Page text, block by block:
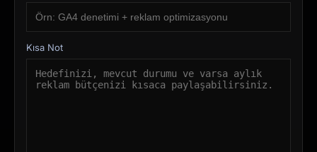
Kısa Not